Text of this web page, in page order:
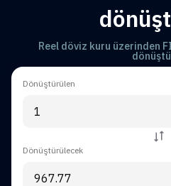
Reel döviz kuru üzerinden
Dönüştürülen
Dönüştürülecek